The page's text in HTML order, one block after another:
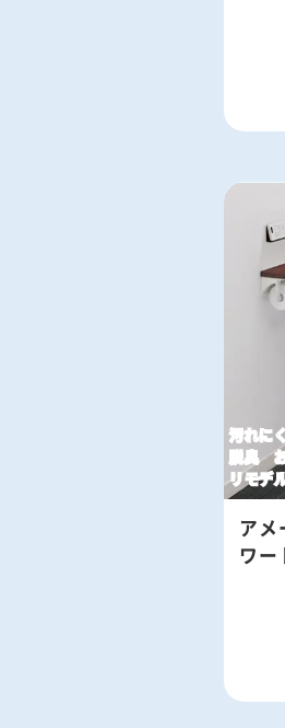
汚れ
脱臭
リモデ
アメ
ワー